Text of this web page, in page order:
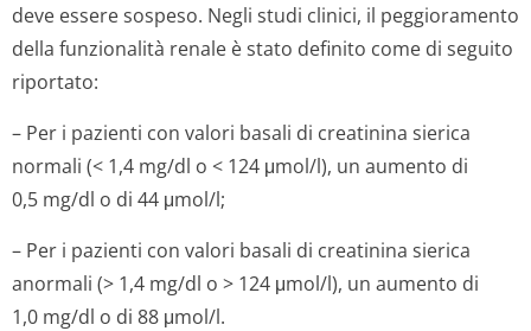
deve essere sospeso. Negli studi clinici, il peggioramento
della funzionalità renale è stato definito come di seguito
riportato:
– Per i pazienti con valori basali di creatinina sierica
normali (< 1,4 mg/dl o < 124 μmol/l), un aumento di
0,5 mg/dl o di 44 μmol/l;
– Per i pazienti con valori basali di creatinina sierica
anormali (> 1,4 mg/dl o > 124 μmol/l), un aumento di
1,0 mg/dl o di 88 μmol/l.